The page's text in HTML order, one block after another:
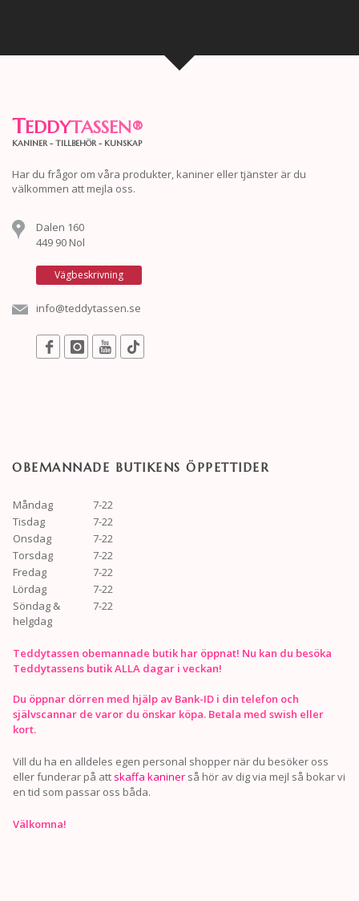
TEDDYTASSEN®
KANINER - TILLBEHÖR - KUNSKAP
Har du frågor om våra produkter, kaniner eller tjänster är du
välkommen att mejla oss.
Dalen 160
449 90 Nol
Vägbeskrivning
info@teddytassen.se
OBEMANNADE BUTIKENS ÖPPETTIDER
Måndag
7-22
Tisdag
7-22
Onsdag
7-22
Torsdag
7-22
Fredag
7-22
Lördag
7-22
Söndag &
helgdag
7-22
Teddytassen obemannade butik har öppnat! Nu kan du besöka
Teddytassens butik ALLA dagar i veckan!
Du öppnar dörren med hjälp av Bank-ID i din telefon och
självscannar de varor du önskar köpa. Betala med swish eller
kort.
Vill du ha en alldeles egen personal shopper när du besöker oss
eller funderar på att skaffa kaniner så hör av dig via mejl så bokar vi
en tid som passar oss båda.
Välkomna!